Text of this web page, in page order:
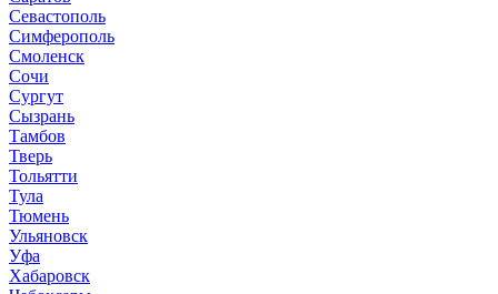
Севастополь
Симферополь
Смоленск
Сочи
Сургут
Сызрань
Тамбов
Тверь
Тольятти
Тула
Тюмень
Ульяновск
Уфа
Хабаровск